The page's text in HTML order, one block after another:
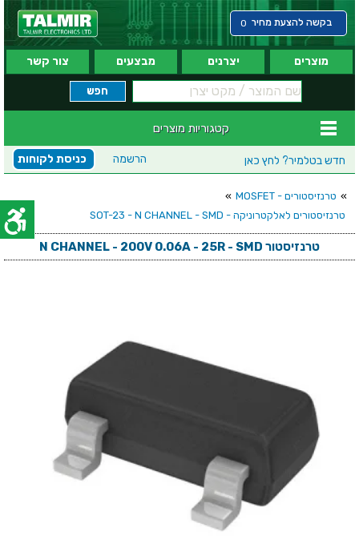
בקשה להצעת מחיר 0
מוצרים יצרנים מבצעים צור קשר
קטגוריות מוצרים
חדש בטלמיר? לחץ כאן כניסת לקוחות הרשמה
» טרנזיסטורים - MOSFET
»
טרנזיסטורים לאלקטרוניקה - SOT-23 - N CHANNEL - SMD
טרנזיסטור N CHANNEL - 200V 0.06A - 25R - SMD